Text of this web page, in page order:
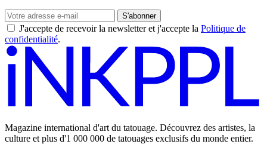
S'abonner
J'accepte de recevoir la newsletter et j'accepte la Politique de
confidentialité.
Magazine international d'art du tatouage. Découvrez des artistes, la
culture et plus d'1 000 000 de tatouages exclusifs du monde entier.